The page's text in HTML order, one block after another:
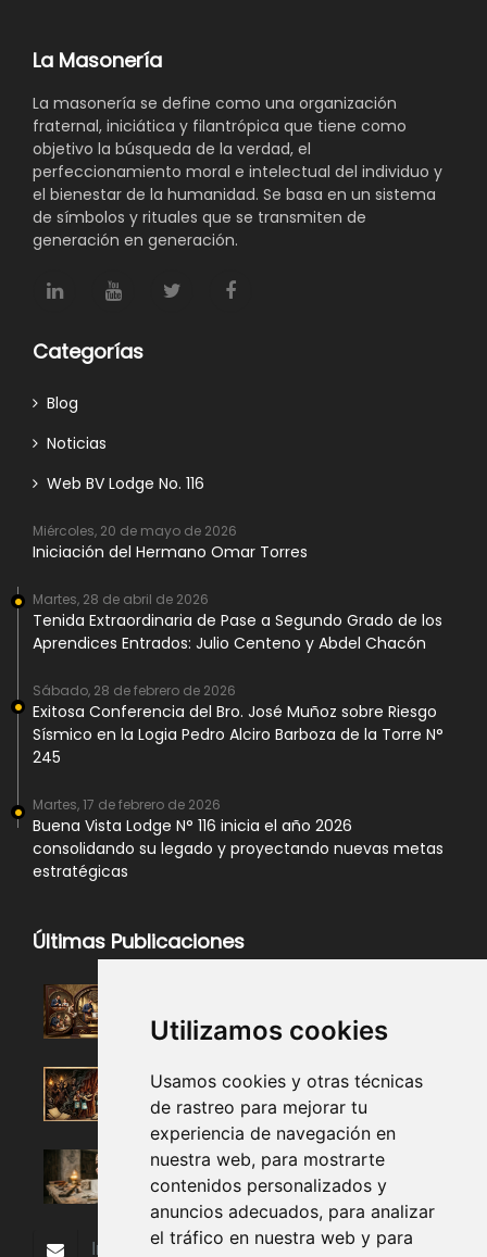
Utilizamos cookies
Usamos cookies y otras técnicas
de rastreo para mejorar tu
experiencia de navegación en
nuestra web, para mostrarte
contenidos personalizados y
anuncios adecuados, para analizar
el tráfico en nuestra web y para
La Masonería
La masonería se define como una organización
fraternal, iniciática y filantrópica que tiene como
objetivo la búsqueda de la verdad, el
perfeccionamiento moral e intelectual del individuo y
el bienestar de la humanidad. Se basa en un sistema
de símbolos y rituales que se transmiten de
generación en generación.
Categorías
Blog
Noticias
Web BV Lodge No. 116
Miércoles, 20 de mayo de 2026
Iniciación del Hermano Omar Torres
Martes, 28 de abril de 2026
Tenida Extraordinaria de Pase a Segundo Grado de los
Aprendices Entrados: Julio Centeno y Abdel Chacón
Sábado, 28 de febrero de 2026
Exitosa Conferencia del Bro. José Muñoz sobre Riesgo
Sísmico en la Logia Pedro Alciro Barboza de la Torre N°
245
Martes, 17 de febrero de 2026
Buena Vista Lodge N° 116 inicia el año 2026
consolidando su legado y proyectando nuevas metas
estratégicas
Últimas Publicaciones
Subscribir